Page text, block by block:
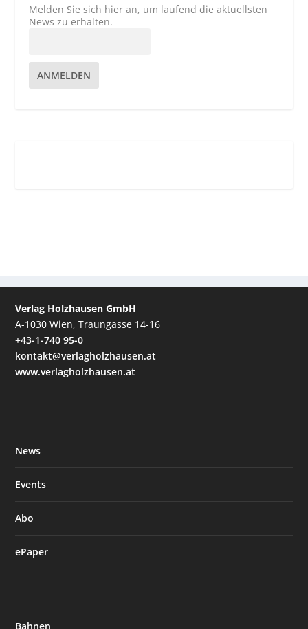
Melden Sie sich hier an, um laufend die aktuellsten
News zu erhalten.
ANMELDEN
Verlag Holzhausen GmbH
A-1030 Wien, Traungasse 14-16
+43-1-740 95-0
kontakt@verlagholzhausen.at
www.verlagholzhausen.at
News
Events
Abo
ePaper
Bahnen